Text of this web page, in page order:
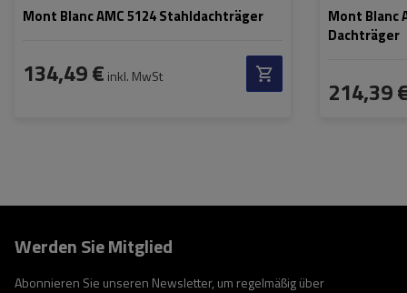
Mont Blanc AMC 5124 Stahldachträger
134,49 € inkl. MwSt
Mont Blanc
Dachträger
214,39
Werden Sie Mitglied
Abonnieren Sie unseren Newsletter, um regelmäßig über